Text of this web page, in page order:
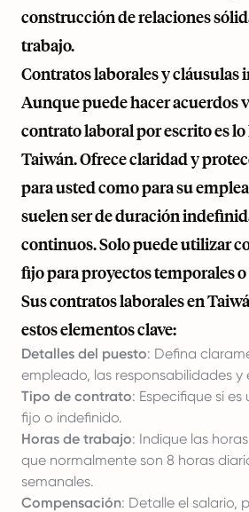
construcción de relaciones
trabajo.
Contratos laborales y
Aunque puede hacer acuerdos
contrato laboral por escrito es
Taiwán. Ofrece claridad y
para usted como para su
suelen ser de duración
continuos. Solo puede utilizar
fijo para proyectos temporales
Sus contratos laborales en
estos elementos clave:
Detalles del puesto: Defina
empleado, las responsabilidades
Tipo de contrato: Especifique si
fijo o indefinido.
Horas de trabajo: Indique las
que normalmente son 8 horas
semanales.
Compensación: Detalle el salario,